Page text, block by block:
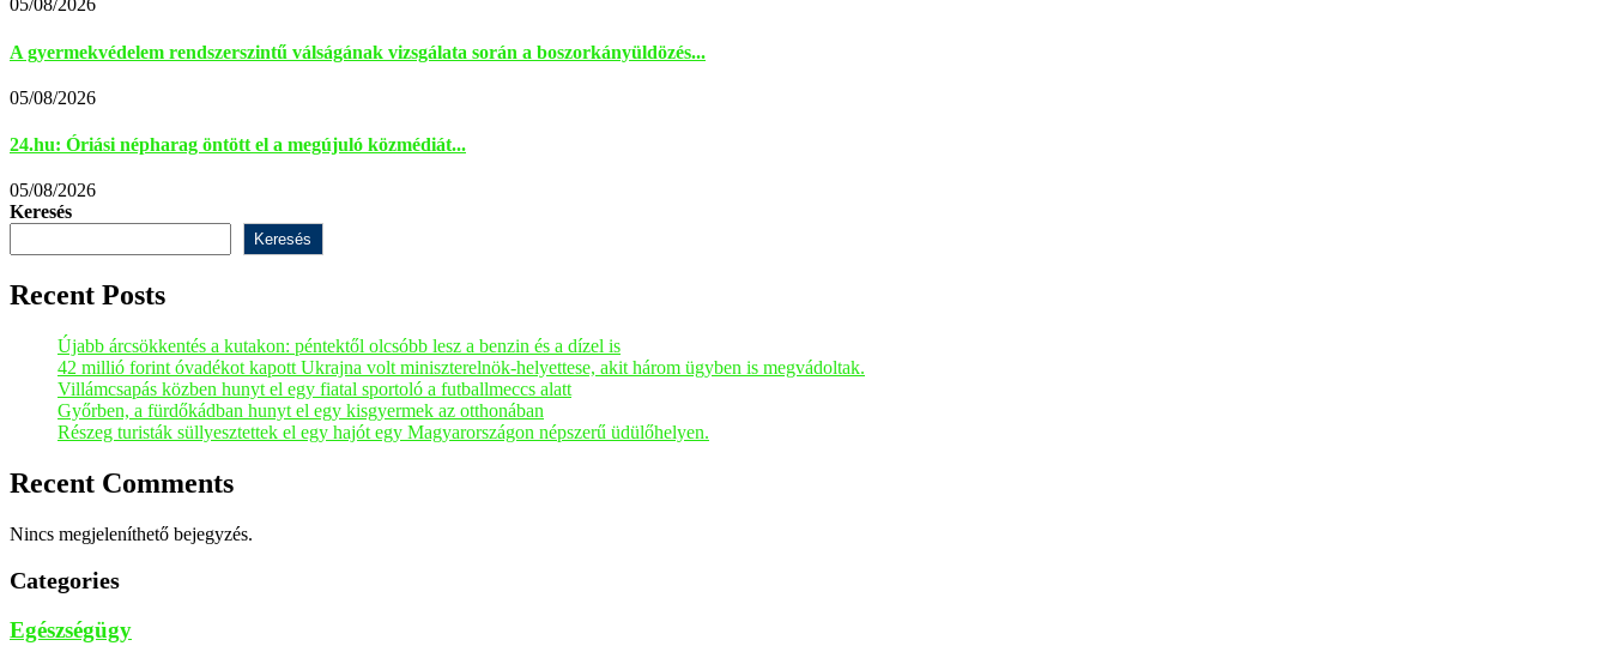
05/08/2026
A gyermekvédelem rendszerszintű válságának vizsgálata során a boszorkányüldözés...
05/08/2026
24.hu: Óriási népharag öntött el a megújuló közmédiát...
05/08/2026
Keresés
Keresés
Recent Posts
Újabb árcsökkentés a kutakon: péntektől olcsóbb lesz a benzin és a dízel is
42 millió forint óvadékot kapott Ukrajna volt miniszterelnök-helyettese, akit három ügyben is megvádoltak.
Villámcsapás közben hunyt el egy fiatal sportoló a futballmeccs alatt
Győrben, a fürdőkádban hunyt el egy kisgyermek az otthonában
Részeg turisták süllyesztettek el egy hajót egy Magyarországon népszerű üdülőhelyen.
Recent Comments
Nincs megjeleníthető bejegyzés.
Categories
Egészségügy